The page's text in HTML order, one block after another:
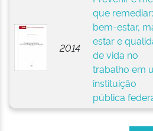
2014
que remediar:
bem-estar,
estar e
de vida no
trabalho em
instituição
pública